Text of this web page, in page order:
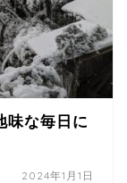
味な毎日に
2024年1月1日